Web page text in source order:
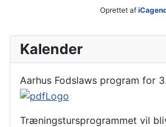
Oprettet af
Kalender
Aarhus Fodslaws program for
Træningstursprogrammet vil